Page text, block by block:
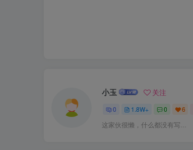
小玉 关注
0 1.8W+ 0 6
这家伙很懒，什么都没有写...